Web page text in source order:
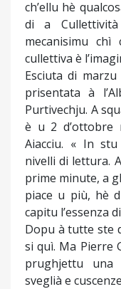
ch’ellu hè
di a
mecanisimu
cullettiva è
Esciuta di
prisentata à
Purtivechju. A
è u 2 d’ottobre
Aiacciu. « In
nivelli di lettura.
prime minute, a
piace u più, hè
capitu l’essenza
Dopu à tutte ste
si quì. Ma Pierre
prughjettu una
sveglià e